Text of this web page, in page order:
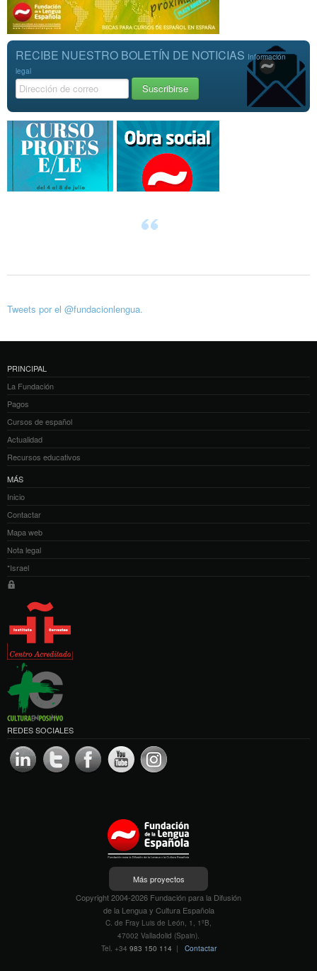
RECIBE NUESTRO BOLETÍN DE NOTICIAS Información
legal
Tweets por el @fundacionlengua.
PRINCIPAL
La Fundación
Pagos
Cursos de español
Actualidad
Recursos educativos
MÁS
Inicio
Contactar
Mapa web
Nota legal
*Israel
REDES SOCIALES
Más proyectos
Copyright 2004-2026 Fundación para la Difusión
de la Lengua y Cultura Española
C. de Fray Luis de León, 1, 1ºB,
47002 Valladolid (Spain).
Tel. +34 983 150 114 | Contactar